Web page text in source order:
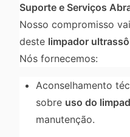
Suporte e Serviços
Nosso compromisso
deste limpador
Nós fornecemos:
Aconselhamento
sobre uso do
manutenção.